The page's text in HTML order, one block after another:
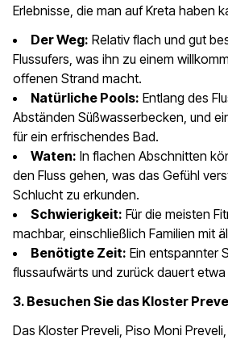
Erlebnisse, die man auf Kreta haben
Der Weg: Relativ flach und gut
Flussufers, was ihn zu einem
offenen Strand macht.
Natürliche Pools: Entlang des
Abständen Süßwasserbecken, und
für ein erfrischendes Bad.
Waten: In flachen Abschnitten
den Fluss gehen, was das Gefühl
Schlucht zu erkunden.
Schwierigkeit: Für die meisten
machbar, einschließlich Familien mit
Benötigte Zeit: Ein entspannter
flussaufwärts und zurück dauert
3. Besuchen Sie das Kloster
Das Kloster Preveli, Piso Moni